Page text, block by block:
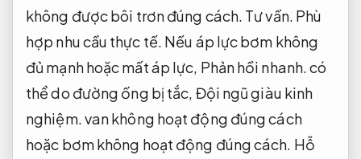
không được bôi trơn đúng cách. Tư vấn. Phù
hợp nhu cầu thực tế. Nếu áp lực bơm không
đủ mạnh hoặc mất áp lực, Phản hồi nhanh.có
thể do đường ống bị tắc, Đội ngũ giàu kinh
nghiệm.van không hoạt động đúng cách
hoặc bơm không hoạt động đúng cách. Hỗ